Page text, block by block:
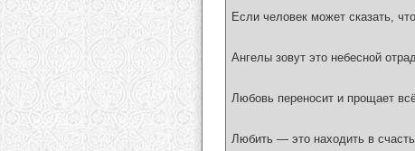
Если человек может сказать,
Ангелы зовут это небесной
Любовь переносит и прощает
Любить — это находить в